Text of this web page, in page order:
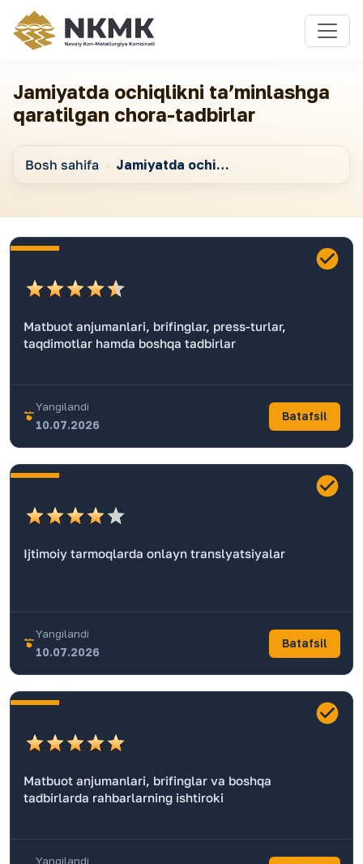
Jamiyatda ochiqlikni taʼminlashga
qaratilgan chora-tadbirlar
Bosh sahifa Jamiyatda ochiqlikni taʼminlashga qaratilgan chora-tadbirlar
Matbuot anjumanlari, brifinglar, press-turlar,
taqdimotlar hamda boshqa tadbirlar
Yangilandi
10.07.2026
Batafsil
Ijtimoiy tarmoqlarda onlayn translyatsiyalar
Yangilandi
10.07.2026
Batafsil
Matbuot anjumanlari, brifinglar va boshqa
tadbirlarda rahbarlarning ishtiroki
Yangilandi